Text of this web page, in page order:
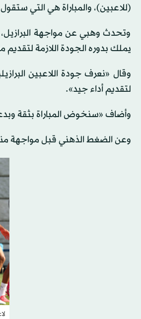
(للاعبين)، والمباراة هي التي
وتحدث وهبي عن مواجهة البرازيل،
يملك بدوره الجودة اللازمة لتقديم
وقال «نعرف جودة اللاعبين
لتقديم أداء جيد».
وأضاف «سنخوض المباراة بثقة
وعن الضغط الذهني قبل مواجهة